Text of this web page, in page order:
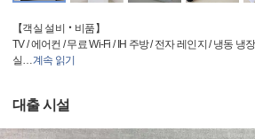
【객실 설비‧비품】
TV / 에어컨 / 무료 Wi-Fi / IH 주방 / 전자 레인지 / 냉동 냉
실…계속 읽기
대출 시설